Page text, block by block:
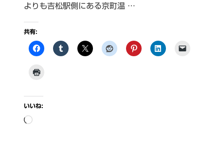
よりも吉松駅側にある京町温 …
共有:
いいね:
読